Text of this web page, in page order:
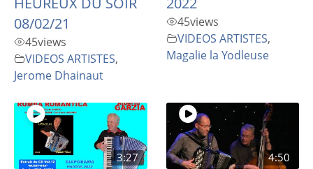
08/02/21
45views
VIDEOS ARTISTES,
Jerome Dhainaut
45views
VIDEOS ARTISTES,
Magalie la Yodleuse
3:27 4:50